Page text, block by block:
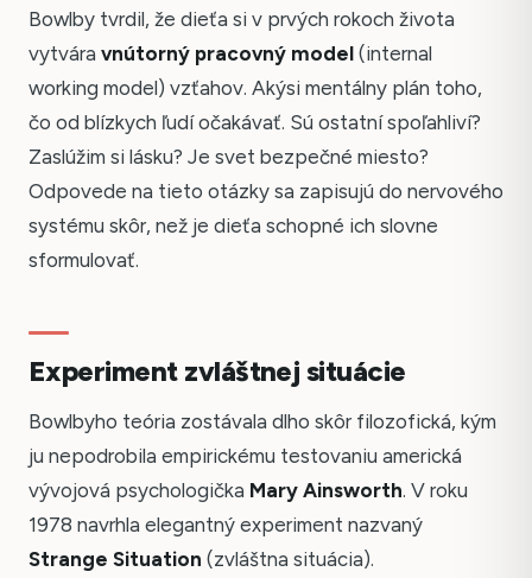
Bowlby tvrdil, že dieťa si v prvých rokoch života
vytvára vnútorný pracovný model (internal
working model) vzťahov. Akýsi mentálny plán toho,
čo od blízkych ľudí očakávať. Sú ostatní spoľahliví?
Zaslúžim si lásku? Je svet bezpečné miesto?
Odpovede na tieto otázky sa zapisujú do nervového
systému skôr, než je dieťa schopné ich slovne
sformulovať.
Experiment zvláštnej situácie
Bowlbyho teória zostávala dlho skôr filozofická, kým
ju nepodrobila empirickému testovaniu americká
vývojová psychologička Mary Ainsworth. V roku
1978 navrhla elegantný experiment nazvaný
Strange Situation (zvláštna situácia).